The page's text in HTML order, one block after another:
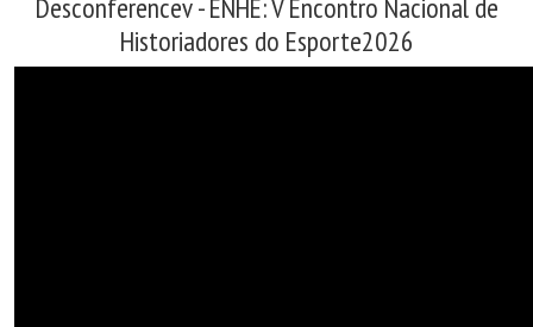
Desconferencev - ENHE: V Encontro Nacional de
Historiadores do Esporte2026